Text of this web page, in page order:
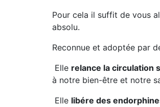
Pour cela il suffit de vous
absolu.
Reconnue et adoptée par
Elle relance la circulation
à notre bien-être et notre
Elle libére des